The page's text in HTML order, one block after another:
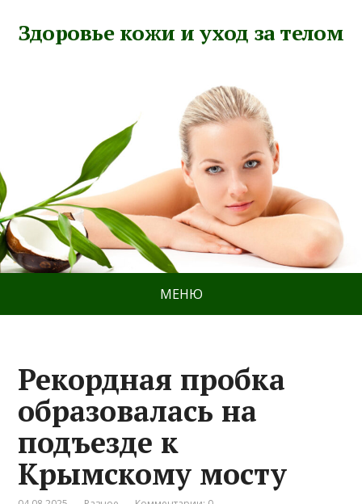
Здоровье кожи и уход за телом
МЕНЮ
Рекордная пробка
образовалась на
подъезде к
Крымскому мосту